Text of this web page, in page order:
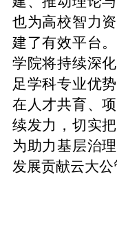
也为高校智力
建了有效平台
学院将持续深
足学科专业优
在人才共育、
续发力，切实
为助力基层治
发展贡献云大公